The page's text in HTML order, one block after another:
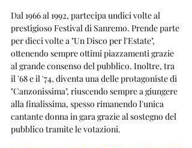
Dal 1966 al 1992, partecipa undici volte al
prestigioso Festival di Sanremo. Prende parte
per dieci volte a "Un Disco per l'Estate",
ottenendo sempre ottimi piazzamenti grazie
al grande consenso del pubblico. Inoltre, tra
il '68 e il '74, diventa una delle protagoniste di
"Canzonissima", riuscendo sempre a giungere
alla finalissima, spesso rimanendo l'unica
cantante donna in gara grazie al sostegno del
pubblico tramite le votazioni.